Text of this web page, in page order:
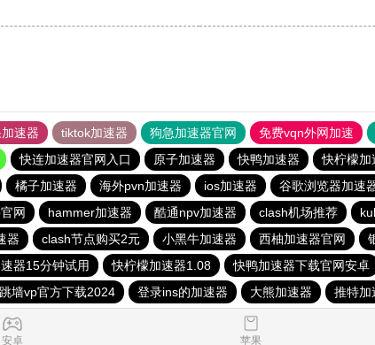
速器 tiktok加速器 狗急加速器官网 免费vqn外网加速
快连加速器官网入口 原子加速器 快鸭加速器 快柠檬加
橘子加速器 海外pvn加速器 ios加速器 谷歌浏览器加速
网 hammer加速器 酷通npv加速器 clash机场推荐
器 clash节点购买2元 小黑牛加速器 西柚加速器官网
器15分钟试用 快柠檬加速器1.08 快鸭加速器下载官网安卓
墙vp官方下载2024 登录ins的加速器 大熊加速器 推特加
安卓 苹果